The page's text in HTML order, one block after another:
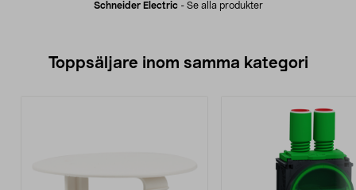
Schneider Electric- Se alla produkter
Toppsäljare inom samma kategori